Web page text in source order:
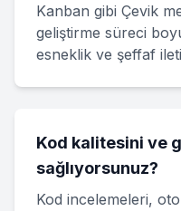
Kanban gibi Çevik
geliştirme süreci
esneklik ve şeffaf
Kod kalitesini ve
sağlıyorsunuz?
Kod incelemeleri,